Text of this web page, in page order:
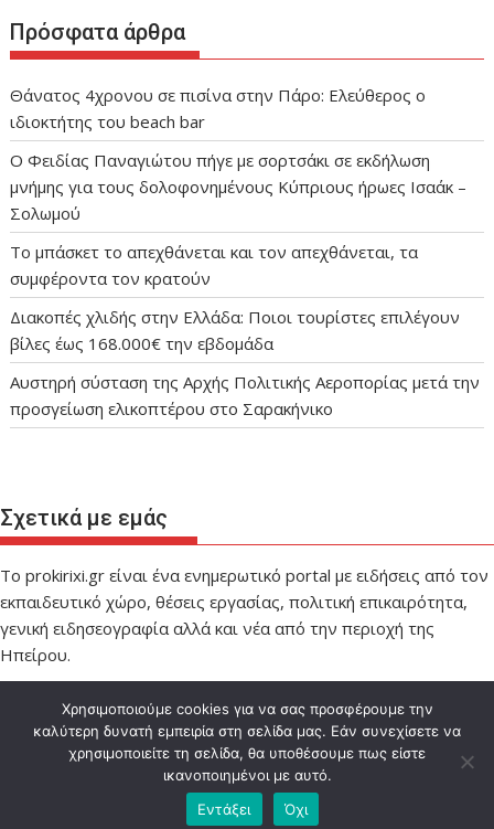
Πρόσφατα άρθρα
Θάνατος 4χρονου σε πισίνα στην Πάρο: Ελεύθερος ο
ιδιοκτήτης του beach bar
Ο Φειδίας Παναγιώτου πήγε με σορτσάκι σε εκδήλωση
μνήμης για τους δολοφονημένους Κύπριους ήρωες Ισαάκ –
Σολωμού
Το μπάσκετ το απεχθάνεται και τον απεχθάνεται, τα
συμφέροντα τον κρατούν
Διακοπές χλιδής στην Ελλάδα: Ποιοι τουρίστες επιλέγουν
βίλες έως 168.000€ την εβδομάδα
Αυστηρή σύσταση της Αρχής Πολιτικής Αεροπορίας μετά την
προσγείωση ελικοπτέρου στο Σαρακήνικο
Σχετικά με εμάς
Το prokirixi.gr είναι ένα ενημερωτικό portal με ειδήσεις από τον
εκπαιδευτικό χώρο, θέσεις εργασίας, πολιτική επικαιρότητα,
γενική ειδησεογραφία αλλά και νέα από την περιοχή της
Ηπείρου.
Designed by IMPEL
Χρησιμοποιούμε cookies για να σας προσφέρουμε την
καλύτερη δυνατή εμπειρία στη σελίδα μας. Εάν συνεχίσετε να
χρησιμοποιείτε τη σελίδα, θα υποθέσουμε πως είστε
ικανοποιημένοι με αυτό.
Εντάξει
Όχι